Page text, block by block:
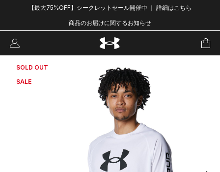
【最大75%OFF】シークレットセール開催中 ｜ 詳細はこちら
商品のお届けに関するお知らせ
SOLD OUT
SALE